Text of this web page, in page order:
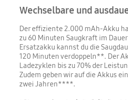
Wechselbare und
Der effiziente 2.000 mAh-Akku
zu 60 Minuten Saugkraft im
Ersatzakku kannst du die
120 Minuten verdoppeln**. Der
Ladezyklen bis zu 70% der
Zudem geben wir auf die Akkus
zwei Jahren****.